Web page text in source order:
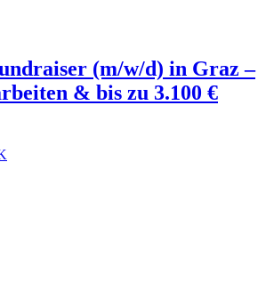
(m/w/d) in Graz –
& bis zu 3.100 €